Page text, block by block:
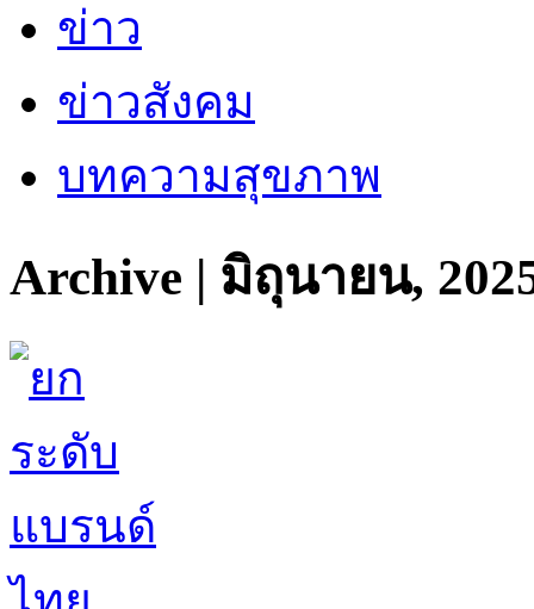
ข่าว
ข่าวสังคม
บทความสุขภาพ
Archive | มิถุนายน,